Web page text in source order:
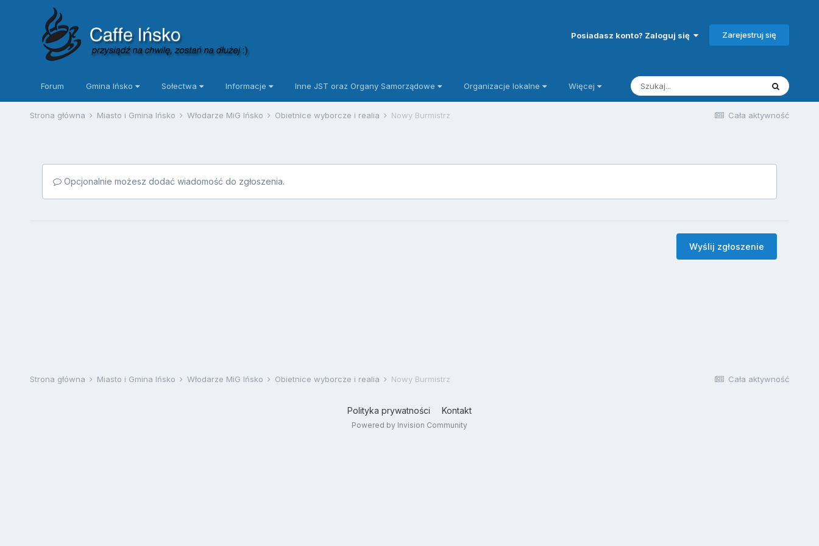
Posiadasz konto? Zaloguj się Zarejestruj się
Forum Gmina Ińsko Sołectwa Informacje Inne JST oraz Organy Samorządowe Organizacje lokalne Więcej
Cała aktywność
Strona główna Miasto i Gmina Ińsko Włodarze MiG Ińsko Obietnice wyborcze i realia Nowy Burmistrz
Opcjonalnie możesz dodać wiadomość do zgłoszenia.
Wyślij zgłoszenie
Cała aktywność
Strona główna Miasto i Gmina Ińsko Włodarze MiG Ińsko Obietnice wyborcze i realia Nowy Burmistrz
Polityka prywatności Kontakt
Powered by Invision Community